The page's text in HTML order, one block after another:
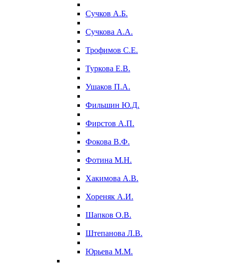
Сучков А.Б.
Сучкова А.А.
Трофимов С.Е.
Туркова Е.В.
Ушаков П.А.
Фильшин Ю.Д.
Фирстов А.П.
Фокова В.Ф.
Фотина М.Н.
Хакимова А.В.
Хореняк А.И.
Шапков О.В.
Штепанова Л.В.
Юрьева М.М.